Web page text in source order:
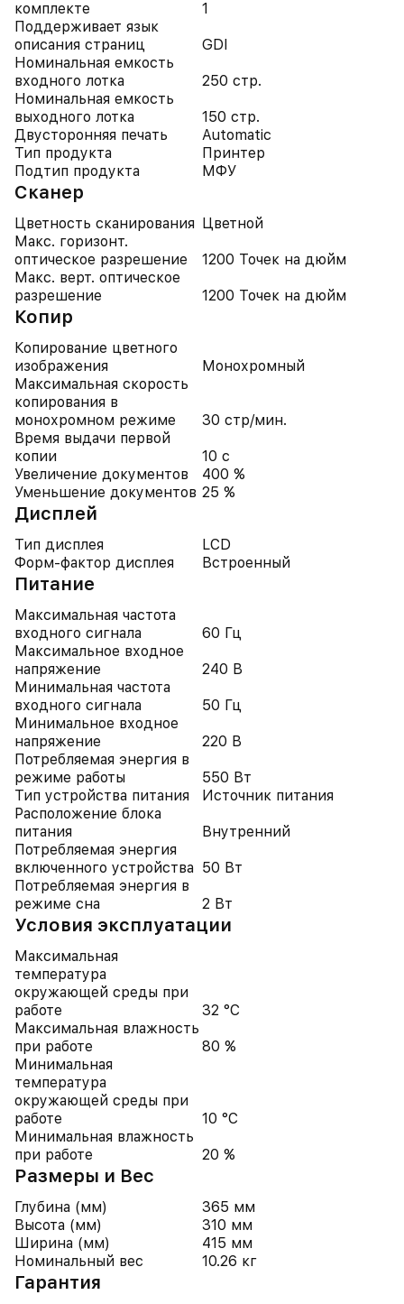
комплекте
1
Поддерживает язык
описания страниц
GDI
Номинальная емкость
входного лотка
250 стр.
Номинальная емкость
выходного лотка
150 стр.
Двусторонняя печать
Automatic
Тип продукта
Принтер
Подтип продукта
МФУ
Сканер
Цветность сканирования Цветной
Макс. горизонт.
оптическое разрешение
1200 Точек на дюйм
Макс. верт. оптическое
разрешение
1200 Точек на дюйм
Копир
Копирование цветного
изображения
Монохромный
Максимальная скорость
копирования в
монохромном режиме
30 стр/мин.
Время выдачи первой
копии
10 с
Увеличение документов
400 %
Уменьшение документов 25 %
Дисплей
Тип дисплея
LCD
Форм-фактор дисплея
Встроенный
Питание
Максимальная частота
входного сигнала
60 Гц
Максимальное входное
напряжение
240 В
Минимальная частота
входного сигнала
50 Гц
Минимальное входное
напряжение
220 В
Потребляемая энергия в
режиме работы
550 Вт
Тип устройства питания
Источник питания
Расположение блока
питания
Внутренний
Потребляемая энергия
включенного устройства 50 Вт
Потребляемая энергия в
режиме сна
2 Вт
Условия эксплуатации
Максимальная
температура
окружающей среды при
работе
32 °C
Максимальная влажность
при работе
80 %
Минимальная
температура
окружающей среды при
работе
10 °C
Минимальная влажность
при работе
20 %
Размеры и Вес
Глубина (мм)
365 мм
Высота (мм)
310 мм
Ширина (мм)
415 мм
Номинальный вес
10.26 кг
Гарантия